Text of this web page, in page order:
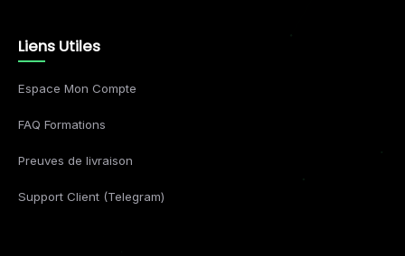
Liens Utiles
Espace Mon Compte
FAQ Formations
Preuves de livraison
Support Client (Telegram)